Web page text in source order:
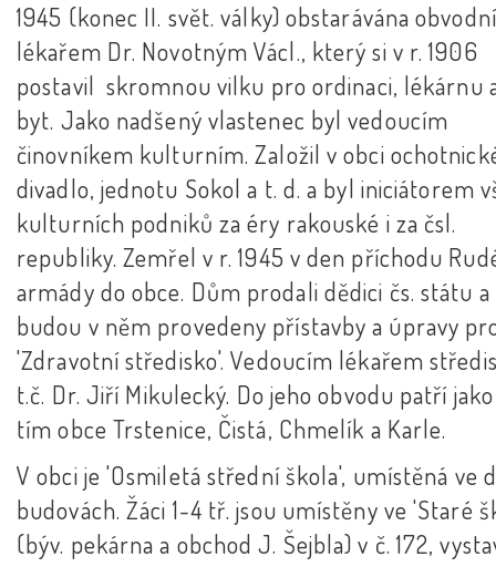
1945 (konec II. svět. války) obstarávána
lékařem Dr. Novotným Václ., který si v r. 1906
postavil skromnou vilku pro ordinaci, lékárnu
byt. Jako nadšený vlastenec byl vedoucím
činovníkem kulturním. Založil v obci
divadlo, jednotu Sokol a t. d. a byl iniciátorem
kulturních podniků za éry rakouské i za čsl.
republiky. Zemřel v r. 1945 v den příchodu
armády do obce. Dům prodali dědici čs. státu a
budou v něm provedeny přístavby a úpravy
'Zdravotní středisko'. Vedoucím lékařem
t.č. Dr. Jiří Mikulecký. Do jeho obvodu patří
tím obce Trstenice, Čistá, Chmelík a Karle.
V obci je 'Osmiletá střední škola', umístěná ve
budovách. Žáci 1-4 tř. jsou umístěny ve 'Staré
(býv. pekárna a obchod J. Šejbla) v č. 172,